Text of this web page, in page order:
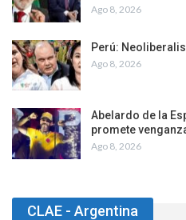
Ago 8, 2026
Perú:
Ago 8, 2026
Abelardo de la
promete
Ago 8, 2026
CLAE - Argentina